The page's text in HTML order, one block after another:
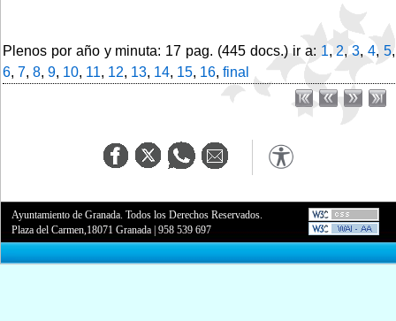
Plenos por año y minuta: 17 pag. (445 docs.) ir a: 1,2,3,4,5,
6, 7, 8, 9, 10, 11, 12, 13, 14, 15, 16, final
Ayuntamiento de Granada. Todos los Derechos Reservados.
Plaza del Carmen,18071 Granada |958 539 697